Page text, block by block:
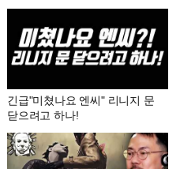
긴급"미쳤나요 엔씨" 리니지 문
닫으려고 하나!